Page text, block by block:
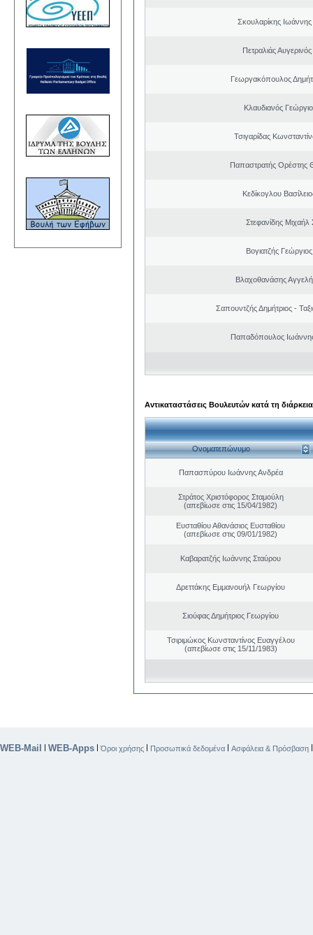
Σκουλαρίκης
Πετραλιάς
Γεωργακόπουλος
Κλαυδιανός
Τσιγαρίδας
Παπαστρατής Ορέστης
Κεδίκογλου
Στεφανίδης
Βογιατζής
Βλαχοθανάσης
Σαπουντζής Δημήτριος -
Παπαδόπουλος
Αντικαταστάσεις Βουλευτών κατά τη
Ονοματεπώνυμο
Παπασπύρου Ιωάννης Ανδρέα
Στράτος Χριστόφορος Σταμούλη
(απεβίωσε στις 15/04/1982)
Ευσταθίου Αθανάσιος Ευσταθίου
(απεβίωσε στις 09/01/1982)
Καβαρατζής Ιωάννης Σταύρου
Δρεττάκης Εμμανουήλ Γεωργίου
Σιούφας Δημήτριος Γεωργίου
Τσιριμώκος Κωνσταντίνος Ευαγγέλου
(απεβίωσε στις 15/11/1983)
WEB-Mail | WEB-Apps |Όροι χρήσης | Προσωπικά δεδομένα | Ασφάλεια & Πρόσβαση